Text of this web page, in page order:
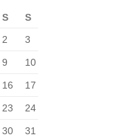
S
S
2 3
9 10
16 17
23 24
30 31